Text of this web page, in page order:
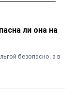
ли она на
безопасно, а в